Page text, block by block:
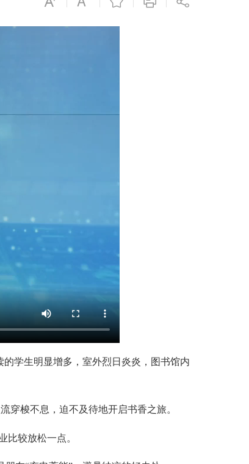
学生明显增多，室外烈日炎炎，图书馆内
梭不息，迫不及待地开启书香之旅。
较放松一点。